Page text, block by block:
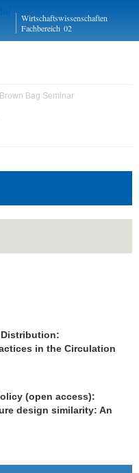
Wirtschaftswissenschaften
Fachbereich 02
Close
Bag Seminar
in the Circulation
(open access):
design similarity: An